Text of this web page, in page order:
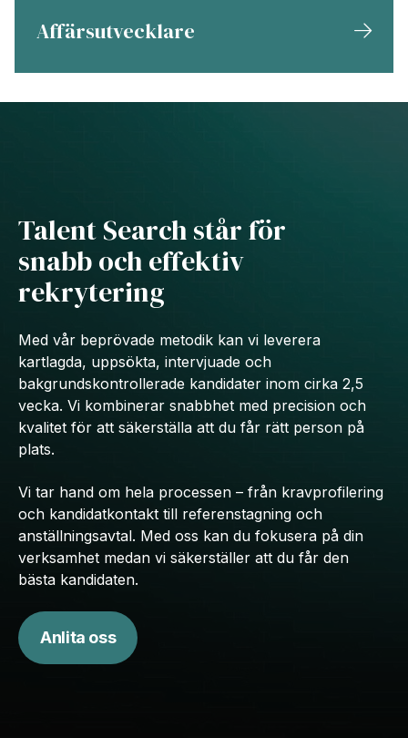
Affärsutvecklare
Talent Search står för
snabb och effektiv
rekrytering
Med vår beprövade metodik kan vi leverera
kartlagda, uppsökta, intervjuade och
bakgrundskontrollerade kandidater inom cirka 2,5
vecka. Vi kombinerar snabbhet med precision och
kvalitet för att säkerställa att du får rätt person på
plats.
Vi tar hand om hela processen – från kravprofilering
och kandidatkontakt till referenstagning och
anställningsavtal. Med oss kan du fokusera på din
verksamhet medan vi säkerställer att du får den
bästa kandidaten.
Anlita oss